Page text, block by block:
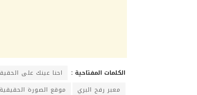
الكلمات المفتاحية : احنا عينك على
معبر رفح البري
موقع الصورة الحقيقية